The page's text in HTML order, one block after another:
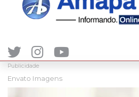
Publicidade
Envato Imagens